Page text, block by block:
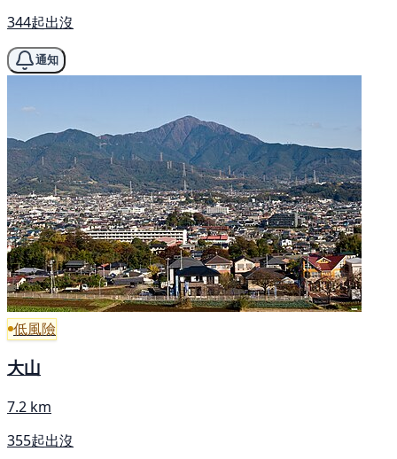
344起出沒
通知
低風險
大山
7.2 km
355起出沒